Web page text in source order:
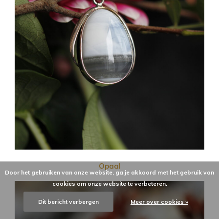
Opaal
Door het gebruiken van onze website, ga je akkoord met het gebruik van
cookies om onze website te verbeteren.
Dit bericht verbergen Meer over cookies »